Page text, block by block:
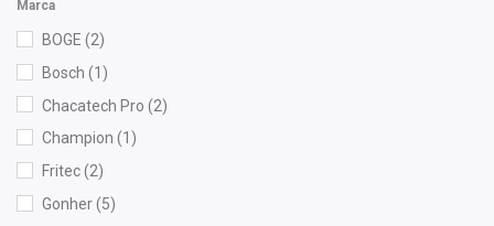
Marca
BOGE (2)
Bosch (1)
Chacatech Pro (2)
Champion (1)
Fritec(2)
Gonher(5)